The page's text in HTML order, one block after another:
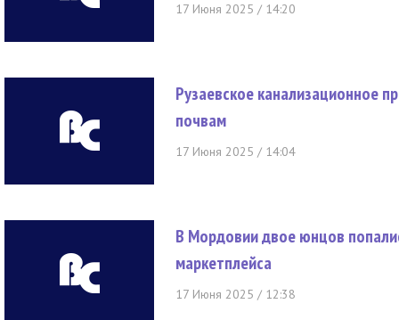
17 Июня 2025 / 14:20
Рузаевское канализационное
почвам
17 Июня 2025 / 14:04
В Мордовии двое юнцов
маркетплейса
17 Июня 2025 / 12:38